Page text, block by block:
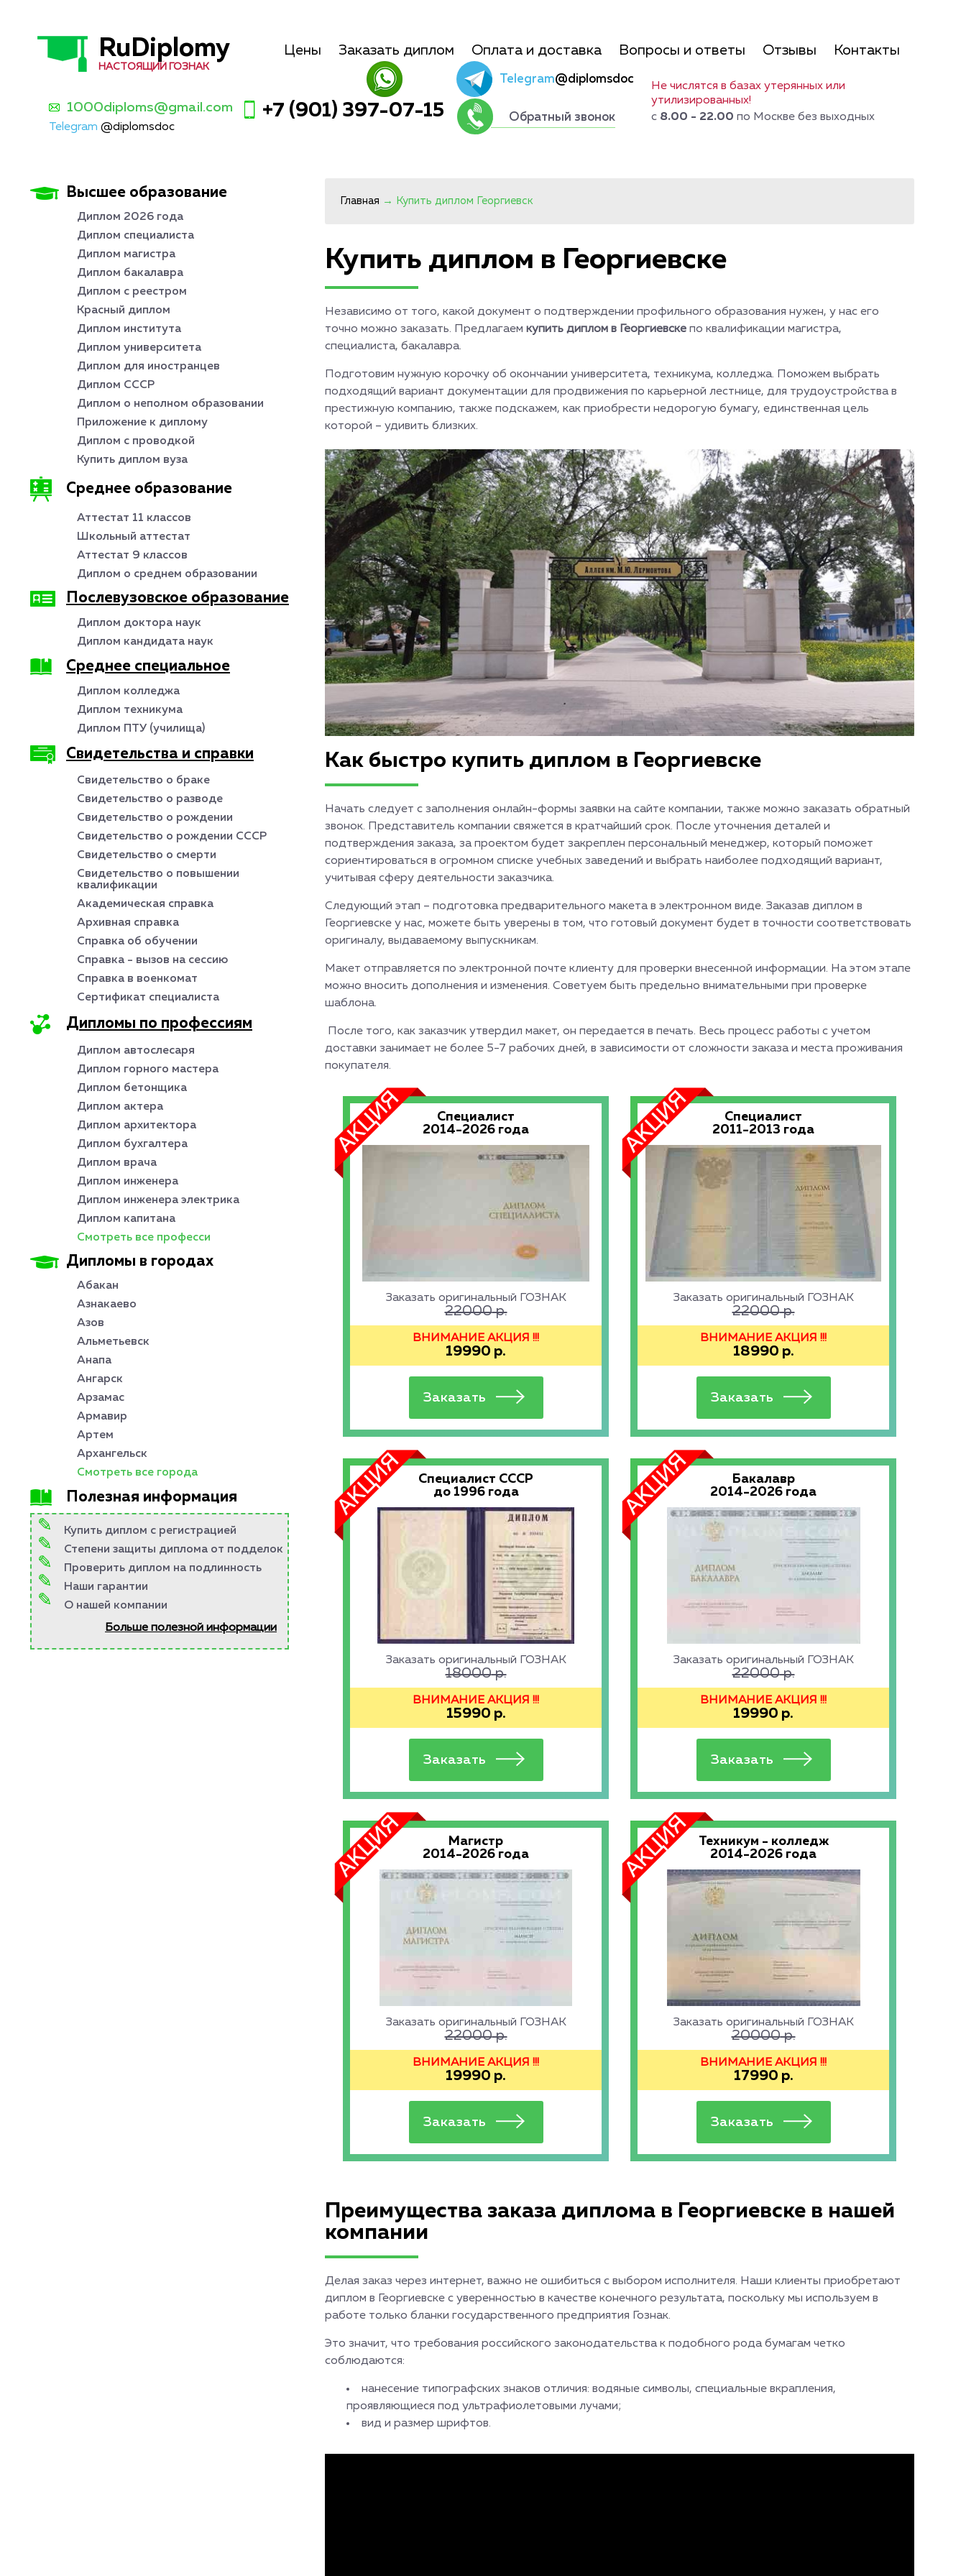
RuDiplomy
НАСТОЯЩИЙ ГОЗНАК
Цены Заказать диплом Оплата и доставка Вопросы и ответы Отзывы Контакты
1000diploms@gmail.com
Telegram @diplomsdoc
+7 (901) 397-07-15
Telegram@diplomsdoc
Обратный звонок
Не числятся в базах утерянных или
утилизированных!
с 8.00 - 22.00 по Москве без выходных
Главная → Купить диплом Георгиевск
Купить диплом в Георгиевске
Независимо от того, какой документ о подтверждении профильного образования нужен, у нас его
точно можно заказать. Предлагаем купить диплом в Георгиевске по квалификации магистра,
специалиста, бакалавра.
Подготовим нужную корочку об окончании университета, техникума, колледжа. Поможем выбрать
подходящий вариант документации для продвижения по карьерной лестнице, для трудоустройства в
престижную компанию, также подскажем, как приобрести недорогую бумагу, единственная цель
которой – удивить близких.
Как быстро купить диплом в Георгиевске
Начать следует с заполнения онлайн-формы заявки на сайте компании, также можно заказать обратный
звонок. Представитель компании свяжется в кратчайший срок. После уточнения деталей и
подтверждения заказа, за проектом будет закреплен персональный менеджер, который поможет
сориентироваться в огромном списке учебных заведений и выбрать наиболее подходящий вариант,
учитывая сферу деятельности заказчика.
Следующий этап – подготовка предварительного макета в электронном виде. Заказав диплом в
Георгиевске у нас, можете быть уверены в том, что готовый документ будет в точности соответствовать
оригиналу, выдаваемому выпускникам.
Макет отправляется по электронной почте клиенту для проверки внесенной информации. На этом этапе
можно вносить дополнения и изменения. Советуем быть предельно внимательными при проверке
шаблона.
После того, как заказчик утвердил макет, он передается в печать. Весь процесс работы с учетом
доставки занимает не более 5-7 рабочих дней, в зависимости от сложности заказа и места проживания
покупателя.
Специалист
2014-2026 года
Заказать оригинальный ГОЗНАК
22000р.
ВНИМАНИЕ АКЦИЯ !!!
19990 р.
Специалист
2011-2013 года
Заказать оригинальный ГОЗНАК
22000р.
ВНИМАНИЕ АКЦИЯ !!!
18990 р.
Специалист СССР
до 1996 года
Заказать оригинальный ГОЗНАК
18000р.
ВНИМАНИЕ АКЦИЯ !!!
15990 р.
Бакалавр
2014-2026 года
Заказать оригинальный ГОЗНАК
22000р.
ВНИМАНИЕ АКЦИЯ !!!
19990 р.
Магистр
2014-2026 года
Заказать оригинальный ГОЗНАК
22000р.
ВНИМАНИЕ АКЦИЯ !!!
19990 р.
Техникум - колледж
2014-2026 года
Заказать оригинальный ГОЗНАК
20000р.
ВНИМАНИЕ АКЦИЯ !!!
17990 р.
Преимущества заказа диплома в Георгиевске в нашей
компании
Делая заказ через интернет, важно не ошибиться с выбором исполнителя. Наши клиенты приобретают
диплом в Георгиевске с уверенностью в качестве конечного результата, поскольку мы используем в
работе только бланки государственного предприятия Гознак.
Это значит, что требования российского законодательства к подобного рода бумагам четко
соблюдаются:
нанесение типографских знаков отличия: водяные символы, специальные вкрапления,
проявляющиеся под ультрафиолетовыми лучами;
вид и размер шрифтов.
Высшее образование
Диплом 2026 года
Диплом специалиста
Диплом магистра
Диплом бакалавра
Диплом с реестром
Красный диплом
Диплом института
Диплом университета
Диплом для иностранцев
Диплом СССР
Диплом о неполном образовании
Приложение к диплому
Диплом с проводкой
Купить диплом вуза
Среднее образование
Аттестат 11 классов
Школьный аттестат
Аттестат 9 классов
Диплом о среднем образовании
Послевузовское образование
Диплом доктора наук
Диплом кандидата наук
Среднее специальное
Диплом колледжа
Диплом техникума
Диплом ПТУ (училища)
Свидетельства и справки
Свидетельство о браке
Свидетельство о разводе
Свидетельство о рождении
Свидетельство о рождении СССР
Свидетельство о смерти
Свидетельство о повышении
квалификации
Академическая справка
Архивная справка
Справка об обучении
Справка - вызов на сессию
Справка в военкомат
Сертификат специалиста
Дипломы по профессиям
Диплом автослесаря
Диплом горного мастера
Диплом бетонщика
Диплом актера
Диплом архитектора
Диплом бухгалтера
Диплом врача
Диплом инженера
Диплом инженера электрика
Диплом капитана
Смотреть все професси
Дипломы в городах
Абакан
Азнакаево
Азов
Альметьевск
Анапа
Ангарск
Арзамас
Армавир
Артем
Архангельск
Смотреть все города
Полезная информация
Купить диплом с регистрацией
Степени защиты диплома от подделок
Проверить диплом на подлинность
Наши гарантии
О нашей компании
Больше полезной информации